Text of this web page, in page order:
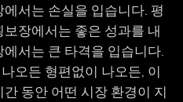
서는 손실을 입습니다. 평
장에서는 좋은 성과를 내
서는 큰 타격을 입습니다.
오든 형편없이 나오든, 이
동안 어떤 시장 환경이 지